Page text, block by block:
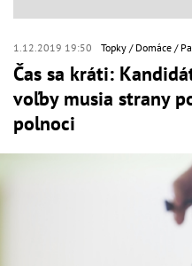
1.12.2019 19:50 Topky Domáce
Čas sa kráti:
voľby musia strany
polnoci